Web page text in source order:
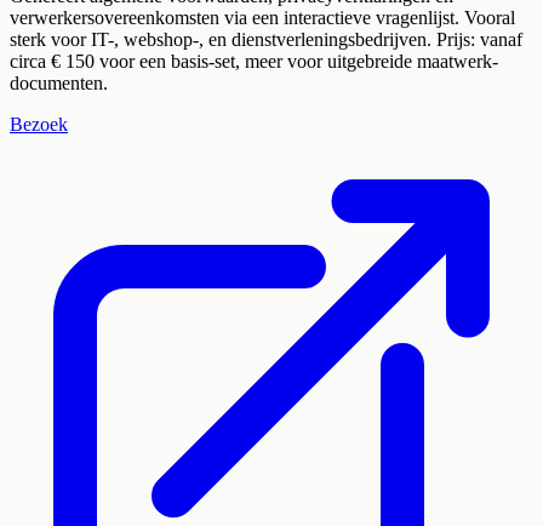
verwerkersovereenkomsten via een interactieve vragenlijst. Vooral
sterk voor IT-, webshop-, en dienstverleningsbedrijven. Prijs: vanaf
circa € 150 voor een basis-set, meer voor uitgebreide maatwerk-
documenten.
Bezoek